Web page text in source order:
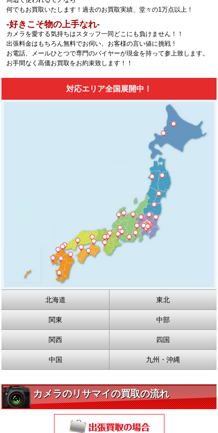
何でもお買取いたします！過去のお買取実績、堂々の1万点以上！
‐好きこそ物の上手なれ‐
カメラを愛する気持ちはスタッフ一同どこにも負けません！！
出張料金はもちろん無料でお伺い、お客様の言い値に挑戦！
お電話、メールひとつで専門のバイヤーが現金を持って参上致します。
お手間なく高価お買取をお約束致します！！
対応エリア全国展開中！
北海道 東北
関東 中部
関西 四国
中国 九州・沖縄